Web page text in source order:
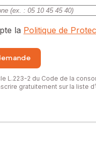
la Politique de
L.223-2 du Code de la
gratuitement sur la liste